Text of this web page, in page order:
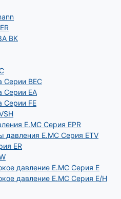
ВК
Серии BEC
Серии EA
Серии FE
E.MC Серия EPR
давления E.MC Серия ETV
ER
давление E.MC Серия E
давление E.MC Серия E/H